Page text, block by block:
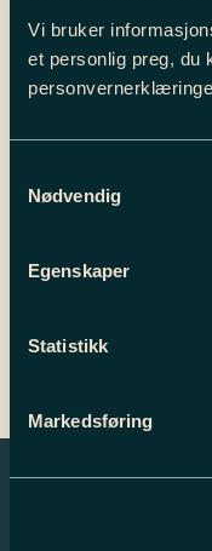
Vi bruker
et personlig preg, du
Nødvendig
Egenskaper
Statistikk
Markedsføring
BESKRIVELSE